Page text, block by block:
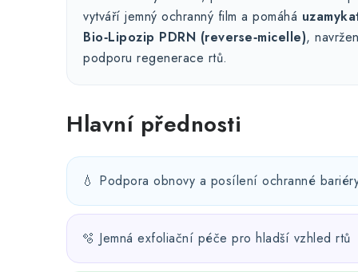
vytváří jemný ochranný film a pomáhá
Bio‑Lipozip PDRN (reverse‑micelle),
podporu regenerace rtů.
Hlavní přednosti
💧 Podpora obnovy a posílení ochranné
🫧 Jemná exfoliační péče pro hladší vzhled rtů